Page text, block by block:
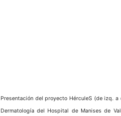
Presentación del proyecto HérculeS (de izq.
Dermatología del Hospital de Manises de